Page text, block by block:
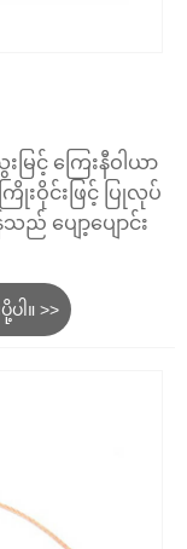
ြင့် ကြေးနီဝါယာ
ြိုးဝိုင်းဖြင့် ပြုလုပ်
ပျော့ပျောင်း
ပါ။ >>